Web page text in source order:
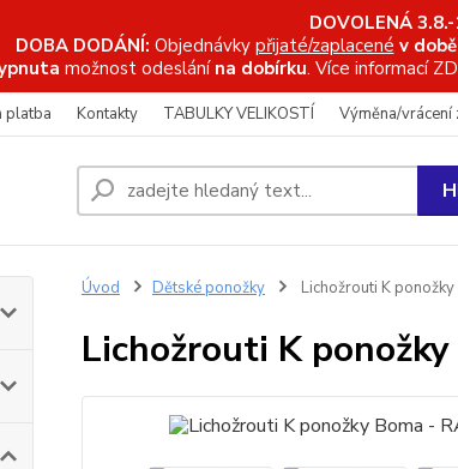
DOVOLENÁ
DOBA DODÁNÍ: Objednávky přijaté/zaplacené v
možnost odeslání na dobírku. Více informací
platba Kontakty TABULKY VELIKOSTÍ Výměna/vrácení
Úvod Dětské ponožky Lichožrouti K
Lichožrouti K